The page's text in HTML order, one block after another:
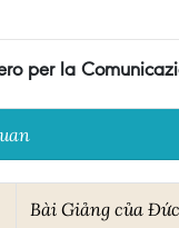
per la
Bài Giảng của